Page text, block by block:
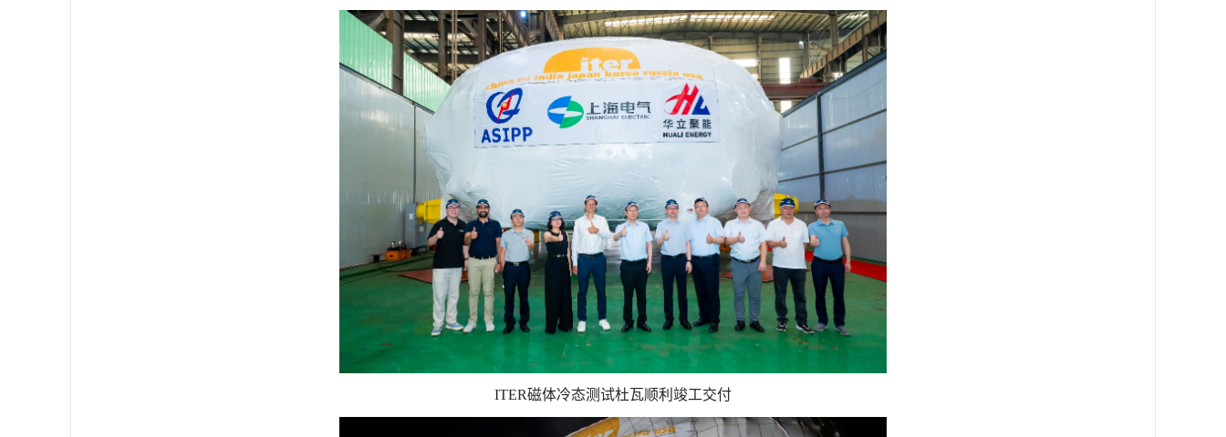
ITER磁体冷态测试杜瓦顺利竣工交付